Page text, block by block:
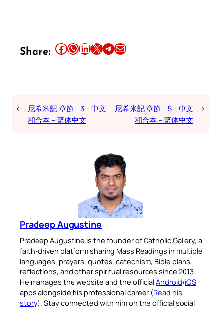
Share: Share this article on Facebook Share this article on WhatsApp Share this article on LinkedIn Share this article on X Share this article on TelegramEmail this Article
← 尼希米記 章節 – 3 – 中文
和合本 – 繁体中文
尼希米記 章節 – 5 – 中文
和合本 – 繁体中文
→
Pradeep Augustine
Pradeep Augustine is the founder of Catholic Gallery, a
faith-driven platform sharing Mass Readings in multiple
languages, prayers, quotes, catechism, Bible plans,
reflections, and other spiritual resources since 2013.
He manages the website and the officialAndroid/iOS
apps alongside his professional career (Read his
story). Stay connected with him on the official social